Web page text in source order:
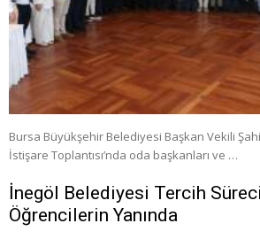
Bursa Büyükşehir Belediyesi Başkan Vekili
İstişare Toplantısı’nda oda başkanları ve …
İnegöl Belediyesi Tercih
Öğrencilerin Yanında